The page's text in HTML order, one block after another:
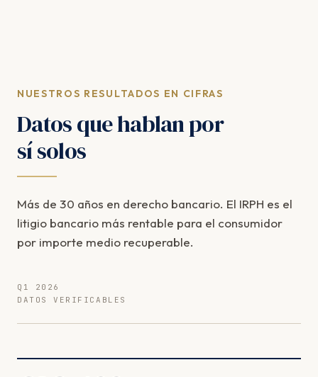
NUESTROS RESULTADOS EN CIFRAS
Datos que hablan por
sí solos
Más de 30 años en derecho bancario. El IRPH es el
litigio bancario más rentable para el consumidor
por importe medio recuperable.
Q1 2026
DATOS VERIFICABLES